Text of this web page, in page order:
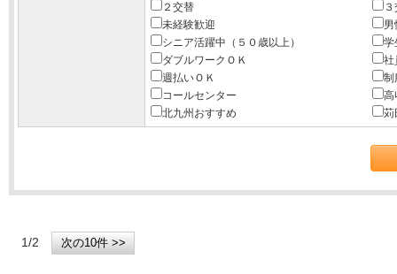
２交替
未経験歓迎
男
シニア活躍中（５０歳以上）
学
ダブルワークＯＫ
社
週払いＯＫ
制
コールセンター
高
北九州おすすめ
苅
1/2